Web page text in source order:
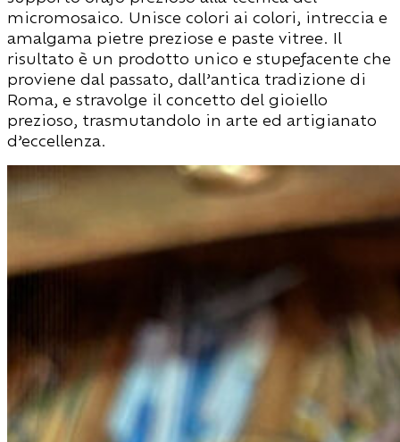
micromosaico. Unisce colori ai colori, intreccia e
amalgama pietre preziose e paste vitree. Il
risultato è un prodotto unico e stupefacente che
proviene dal passato, dall’antica tradizione di
Roma, e stravolge il concetto del gioiello
prezioso, trasmutandolo in arte ed artigianato
d’eccellenza.